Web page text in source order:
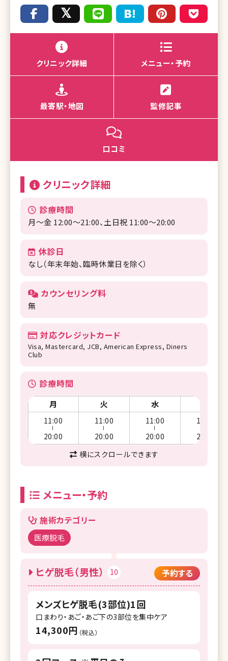
クリニック詳細 メニュー・予約
最寄駅・地図 監修記事
口コミ
クリニック詳細
診療時間
月～金 12:00～21:00、土日祝 11:00～20:00
休診日
なし（年末年始、臨時休業日を除く）
カウンセリング料
無
対応クレジットカード
Visa, Mastercard, JCB, American Express, Diners
Club
診療時間
月 火 水
11:00
20:00
11:00
20:00
11:00
20:00
11:00
20:00
横にスクロールできます
メニュー・予約
施術カテゴリー
医療脱毛
ヒゲ脱毛（男性） 10 予約する
メンズヒゲ脱毛(3部位)1回
口まわり・あご・あご下の3部位を集中ケア
14,300円 （税込）